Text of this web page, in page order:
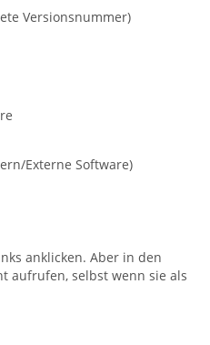
Versionsnummer)
Externe Software)
anklicken. Aber in den
aufrufen, selbst wenn sie als